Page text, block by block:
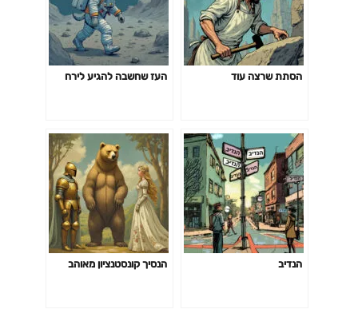
הסתת שרצה עוד העז שחשבה להגיע לירח
הנדיב הנסיך קונסטנציון מאוהב